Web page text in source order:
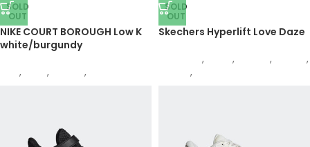
SOLD
OUT
NIKE COURT BOROUGH Low K
white/burgundy
, , ,
SOLD
OUT
Skechers Hyperlift Love Daze
, , ,
,
,